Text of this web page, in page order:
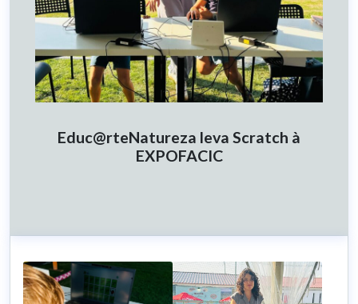
Educ@rteNatureza leva Scratch à
EXPOFACIC